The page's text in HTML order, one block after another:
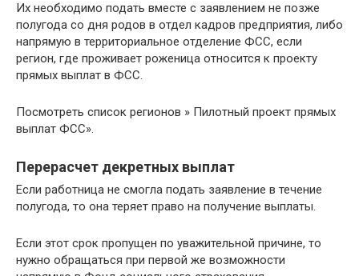
Их необходимо подать вместе с заявлением не позже
полугода со дня родов в отдел кадров предприятия, либо
напрямую в территориальное отделение ФСС, если
регион, где проживает роженица относится к проекту
прямых выплат в ФСС.
Посмотреть список регионов » Пилотный проект прямых
выплат ФСС».
Перерасчет декретных выплат
Если работница не смогла подать заявление в течение
полугода, то она теряет право на получение выплаты.
Если этот срок пропущен по уважительной причине, то
нужно обращаться при первой же возможности